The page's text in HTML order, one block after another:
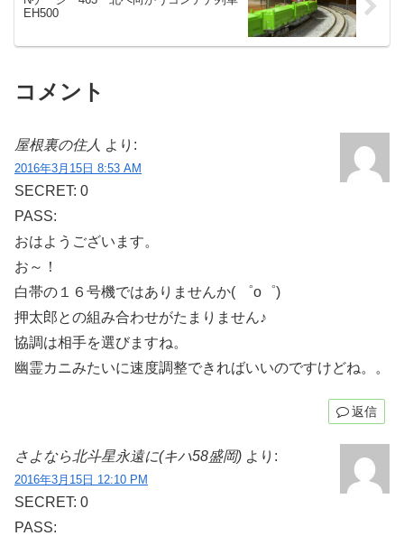
EH500
コメント
屋根裏の住人 より:
2016年3月15日 8:53 AM
SECRET: 0
PASS:
おはようございます。
お～！
白帯の１６号機ではありませんか( ゜o゜)
押太郎との組み合わせがたまりません♪
協調は相手を選びますね。
幽霊カニみたいに速度調整できればいいのですけどね。。
返信
さよなら北斗星永遠に(キハ58盛岡) より:
2016年3月15日 12:10 PM
SECRET: 0
PASS: